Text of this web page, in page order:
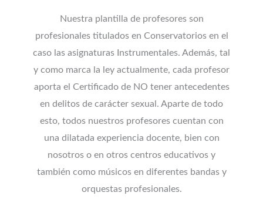
Nuestra plantilla de profesores son
profesionales titulados en Conservatorios en el
caso las asignaturas Instrumentales. Además, tal
y como marca la ley actualmente, cada profesor
aporta el Certificado de NO tener antecedentes
en delitos de carácter sexual. Aparte de todo
esto, todos nuestros profesores cuentan con
una dilatada experiencia docente, bien con
nosotros o en otros centros educativos y
también como músicos en diferentes bandas y
orquestas profesionales.